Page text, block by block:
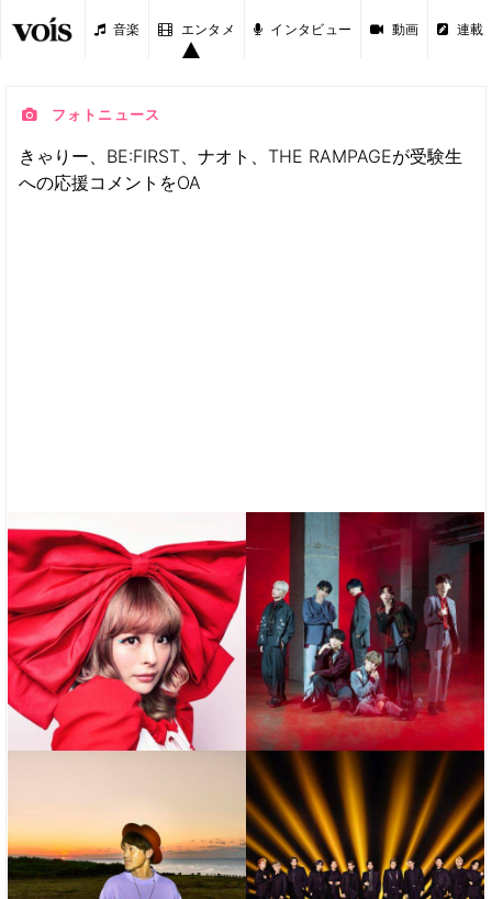
音楽 エンタメ インタビュー 動画 連載
フォトニュース
きゃりー、BE:FIRST、ナオト、THE RAMPAGEが受験生
への応援コメントをOA